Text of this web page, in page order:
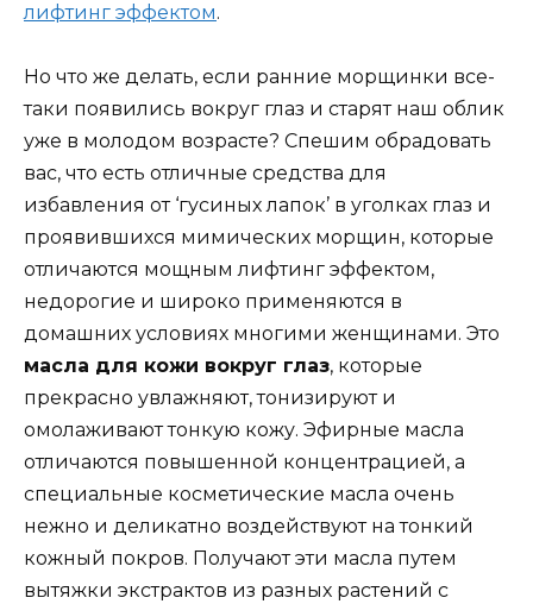
лифтинг эффектом.
Но что же делать, если ранние морщинки все-
таки появились вокруг глаз и старят наш облик
уже в молодом возрасте? Спешим обрадовать
вас, что есть отличные средства для
избавления от ‘гусиных лапок’ в уголках глаз и
проявившихся мимических морщин, которые
отличаются мощным лифтинг эффектом,
недорогие и широко применяются в
домашних условиях многими женщинами. Это
масла для кожи вокруг глаз, которые
прекрасно увлажняют, тонизируют и
омолаживают тонкую кожу. Эфирные масла
отличаются повышенной концентрацией, а
специальные косметические масла очень
нежно и деликатно воздействуют на тонкий
кожный покров. Получают эти масла путем
вытяжки экстрактов из разных растений с